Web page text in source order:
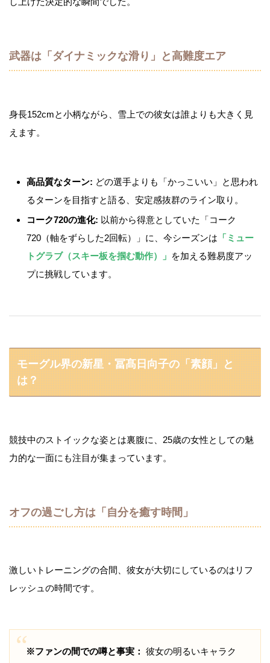
武器は「ダイナミックな滑り」と高難度エア
身長152cmと小柄ながら、雪上での彼女は誰よりも大きく見
えます。
高品質なターン: どの選手よりも「かっこいい」と思われ
るターンを目指すと語る、安定感抜群のライン取り。
コーク720の進化: 以前から得意としていた「コーク
720（軸をずらした2回転）」に、今シーズンは 「ミュー
トグラブ（スキー板を掴む動作）」 を加える難易度アッ
プに挑戦しています。
モーグル界の新星・冨髙日向子の「素顔」と
は？
競技中のストイックな姿とは裏腹に、25歳の女性としての魅
力的な一面にも注目が集まっています。
オフの過ごし方は「自分を癒す時間」
激しいトレーニングの合間、彼女が大切にしているのはリフ
レッシュの時間です。
※ファンの間での噂と事実： 彼女の明るいキャラク